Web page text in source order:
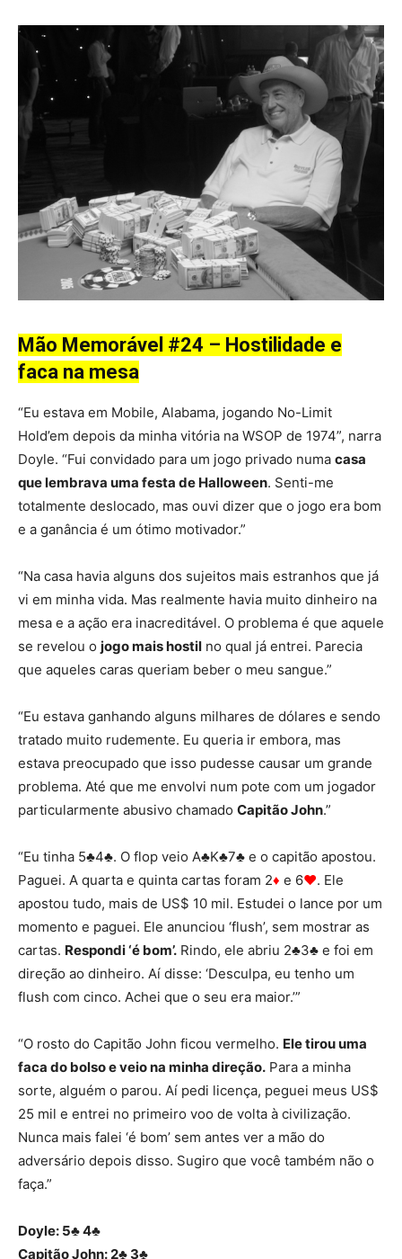
Mão Memorável #24 – Hostilidade e
faca na mesa
“Eu estava em Mobile, Alabama, jogando No-Limit
Hold’em depois da minha vitória na WSOP de 1974”, narra
Doyle. “Fui convidado para um jogo privado numa casa
que lembrava uma festa de Halloween. Senti-me
totalmente deslocado, mas ouvi dizer que o jogo era bom
e a ganância é um ótimo motivador.”
“Na casa havia alguns dos sujeitos mais estranhos que já
vi em minha vida. Mas realmente havia muito dinheiro na
mesa e a ação era inacreditável. O problema é que aquele
se revelou o jogo mais hostil no qual já entrei. Parecia
que aqueles caras queriam beber o meu sangue.”
“Eu estava ganhando alguns milhares de dólares e sendo
tratado muito rudemente. Eu queria ir embora, mas
estava preocupado que isso pudesse causar um grande
problema. Até que me envolvi num pote com um jogador
particularmente abusivo chamado Capitão John.”
“Eu tinha 5♣4♣. O flop veio A♣K♣7♣ e o capitão apostou.
Paguei. A quarta e quinta cartas foram 2♦ e 6♥. Ele
apostou tudo, mais de US$ 10 mil. Estudei o lance por um
momento e paguei. Ele anunciou ‘flush’, sem mostrar as
cartas. Respondi ‘é bom’. Rindo, ele abriu 2♣3♣ e foi em
direção ao dinheiro. Aí disse: ‘Desculpa, eu tenho um
flush com cinco. Achei que o seu era maior.’”
“O rosto do Capitão John ficou vermelho. Ele tirou uma
faca do bolso e veio na minha direção. Para a minha
sorte, alguém o parou. Aí pedi licença, peguei meus US$
25 mil e entrei no primeiro voo de volta à civilização.
Nunca mais falei ‘é bom’ sem antes ver a mão do
adversário depois disso. Sugiro que você também não o
faça.”
Doyle: 5♣ 4♣
Capitão John: 2♣ 3♣